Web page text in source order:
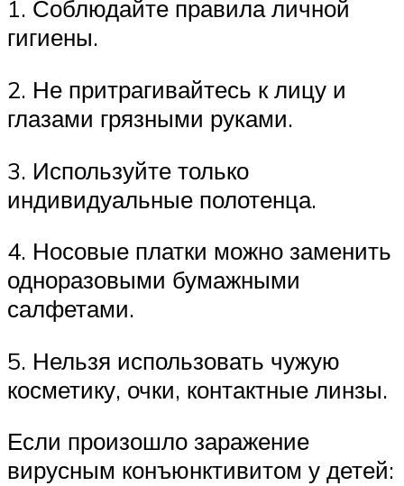
1. Соблюдайте правила личной
гигиены.
2. Не притрагивайтесь к лицу и
глазами грязными руками.
3. Используйте только
индивидуальные полотенца.
4. Носовые платки можно заменить
одноразовыми бумажными
салфетами.
5. Нельзя использовать чужую
косметику, очки, контактные линзы.
Если произошло заражение
вирусным конъюнктивитом у детей: